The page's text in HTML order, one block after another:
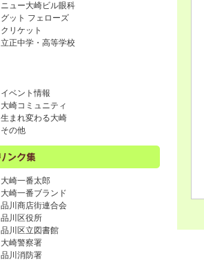
ニュー大崎ビル眼科
グット フェローズ
クリケット
立正中学・高等学校
イベント情報
大崎コミュニティ
生まれ変わる大崎
その他
大崎一番太郎
大崎一番ブランド
品川商店街連合会
品川区役所
品川区立図書館
大崎警察署
品川消防署